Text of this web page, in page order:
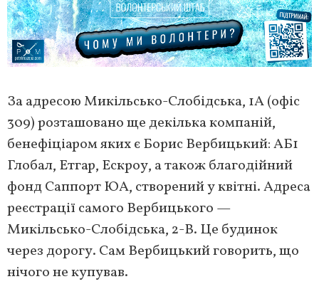
За адресою Микільсько-Слобідська, 1A (офіс
309) розташовано ще декілька компаній,
бенефіціаром яких є Борис Вербицький: АБ1
Глобал, Етгар, Ескроу, а також благодійний
фонд Саппорт ЮА, створений у квітні. Адреса
реєстрації самого Вербицького —
Микільсько-Слобідська, 2-В. Це будинок
через дорогу. Сам Вербицький говорить, що
нічого не купував.